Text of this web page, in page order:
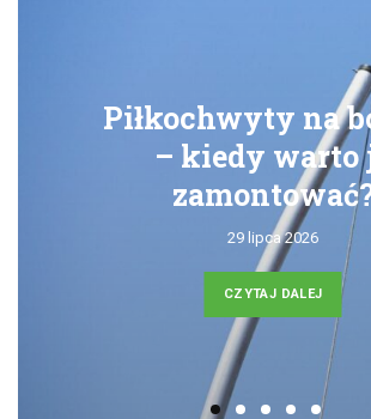
Piłkochwyty na
– kiedy warto
29 lipca 2026
CZYTAJ DALEJ